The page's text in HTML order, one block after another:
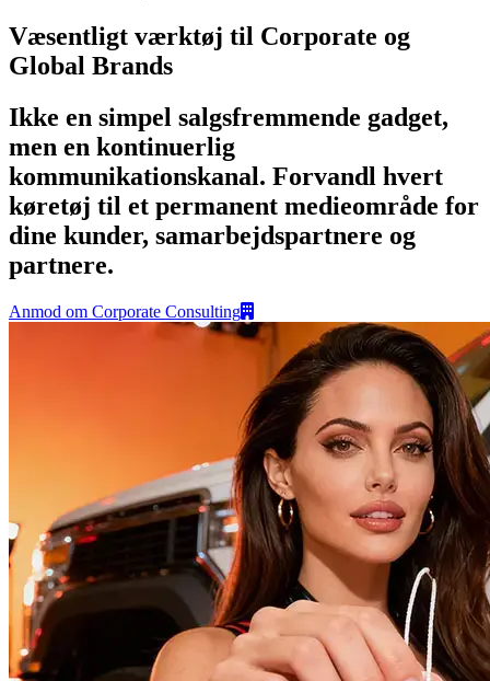
Væsentligt værktøj til Corporate og
Global Brands
Ikke en simpel salgsfremmende gadget,
men en kontinuerlig
kommunikationskanal. Forvandl hvert
køretøj til et permanent medieområde for
dine kunder, samarbejdspartnere og
partnere.
Anmod om Corporate Consulting